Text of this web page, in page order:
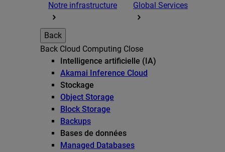
Notre infrastructure Global Services
Back
Back Cloud Computing Close
Intelligence artificielle (IA)
Akamai Inference Cloud
Stockage
Object Storage
Block Storage
Backups
Bases de données
Managed Databases